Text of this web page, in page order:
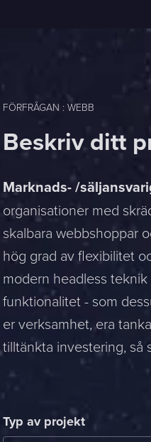
FÖRFRÅGAN : WEBB
Beskriv ditt
Marknads- /
organisationer med
skalbara webbshoppar
hög grad av flexibilitet
modern headless
funktionalitet - som
er verksamhet, era
tilltänkta investering, så
Typ av projekt